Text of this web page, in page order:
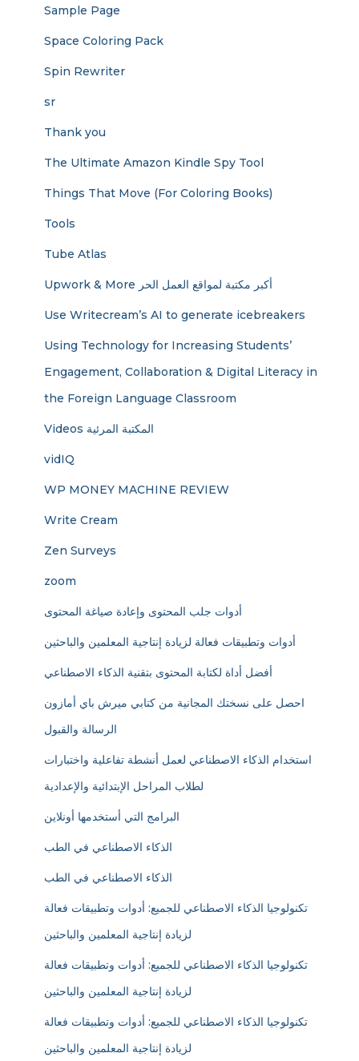
Sample Page
Space Coloring Pack
Spin Rewriter
sr
Thank you
The Ultimate Amazon Kindle Spy Tool
Things That Move (For Coloring Books)
Tools
Tube Atlas
Upwork & More أكبر مكتبة لمواقع العمل الحر
Use Writecream’s AI to generate icebreakers
Using Technology for Increasing Students’
Engagement, Collaboration & Digital Literacy in
the Foreign Language Classroom
Videos المكتبة المرئية
vidIQ
WP MONEY MACHINE REVIEW
Write Cream
Zen Surveys
zoom
أدوات جلب المحتوى وإعادة صياغة المحتوى
أدوات وتطبيقات فعالة لزيادة إنتاجية المعلمين والباحثين
أفضل أداة لكتابة المحتوى بتقنية الذكاء الاصطناعي
احصل على نسختك المجانية من كتابي ميرش باي أمازون
الرسالة والقبول
استخدام الذكاء الاصطناعي لعمل أنشطة تفاعلية واختبارات
لطلاب المراحل الإبتدائية والإعدادية
البرامج التي أستخدمها أونلاين
الذكاء الاصطناعي في الطب
الذكاء الاصطناعي في الطب
تكنولوجيا الذكاء الاصطناعي للجميع: أدوات وتطبيقات فعالة
لزيادة إنتاجية المعلمين والباحثين
تكنولوجيا الذكاء الاصطناعي للجميع: أدوات وتطبيقات فعالة
لزيادة إنتاجية المعلمين والباحثين
تكنولوجيا الذكاء الاصطناعي للجميع: أدوات وتطبيقات فعالة
لزيادة إنتاجية المعلمين والباحثين